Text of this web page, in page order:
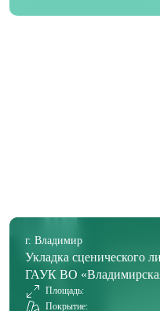
г. Владимир
Укладка сценического
ГАУК ВО
Площадь:
Покрытие: